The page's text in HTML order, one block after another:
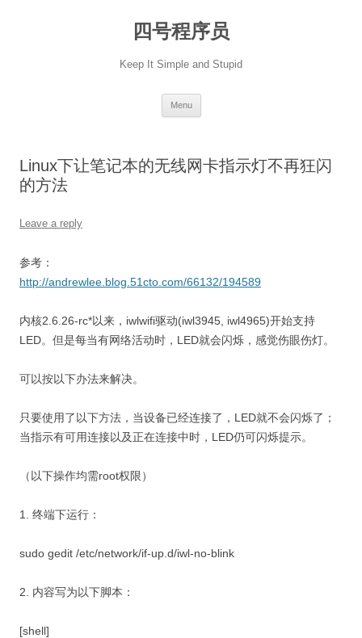
四号程序员
Keep It Simple and Stupid
Menu
Linux下让笔记本的无线网卡指示灯不再狂闪
的方法
Leave a reply
参考：
http://andrewlee.blog.51cto.com/66132/194589
内核2.6.26-rc*以来，iwlwifi驱动(iwl3945, iwl4965)开始支持
LED。但是每当有网络活动时，LED就会闪烁，感觉伤眼伤灯。
可以按以下办法来解决。
只要使用了以下方法，当设备已经连接了，LED就不会闪烁了；
当指示有可用连接以及正在连接中时，LED仍可闪烁提示。
（以下操作均需root权限）
1. 终端下运行：
sudo gedit /etc/network/if-up.d/iwl-no-blink
2. 内容写为以下脚本：
[shell]